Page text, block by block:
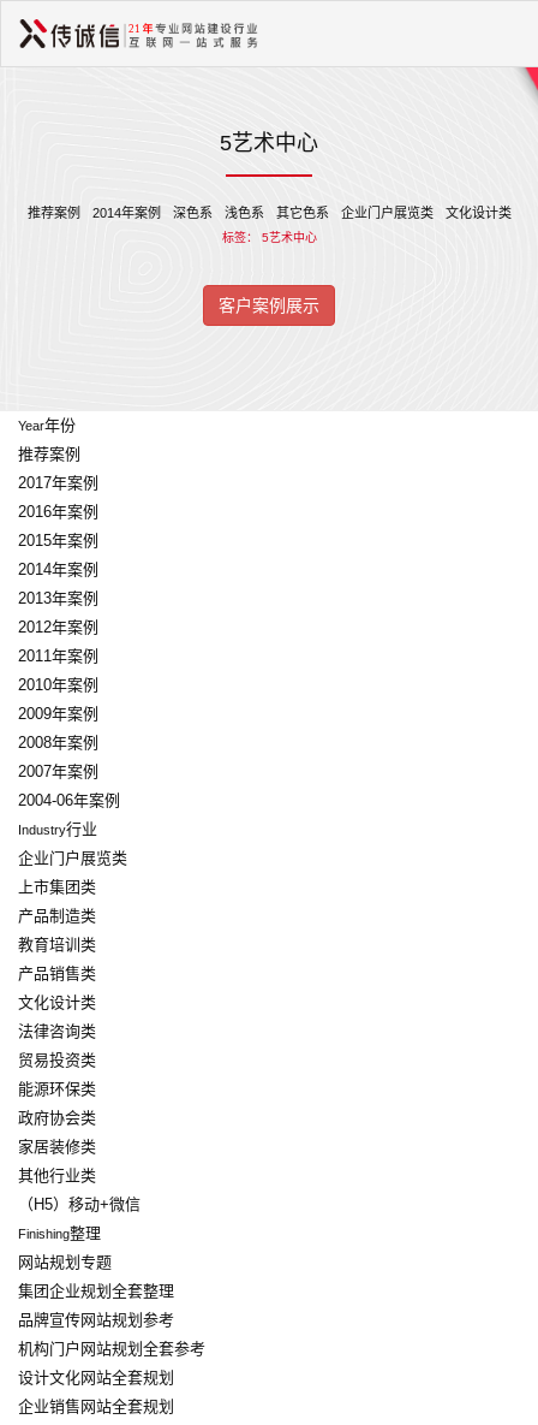
5艺术中心
推荐案例 2014年案例 深色系 浅色系 其它色系 企业门户展览类 文化设计类
标签： 5艺术中心
客户案例展示
Year年份
推荐案例
2017年案例
2016年案例
2015年案例
2014年案例
2013年案例
2012年案例
2011年案例
2010年案例
2009年案例
2008年案例
2007年案例
2004-06年案例
Industry行业
企业门户展览类
上市集团类
产品制造类
教育培训类
产品销售类
文化设计类
法律咨询类
贸易投资类
能源环保类
政府协会类
家居装修类
其他行业类
（H5）移动+微信
Finishing整理
网站规划专题
集团企业规划全套整理
品牌宣传网站规划参考
机构门户网站规划全套参考
设计文化网站全套规划
企业销售网站全套规划